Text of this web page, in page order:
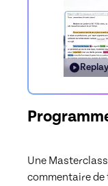
Une
commentaire